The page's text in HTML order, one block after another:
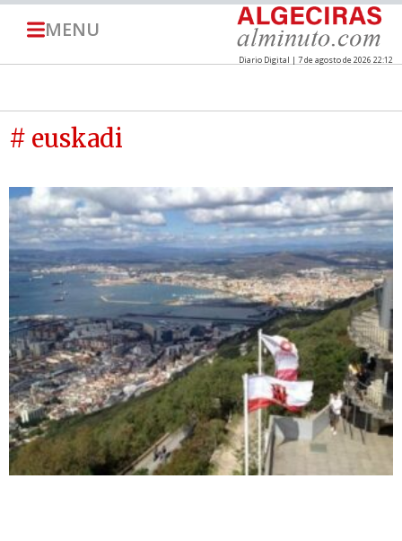
MENU
Diario Digital | 7 de agosto de 2026 22:12
# euskadi